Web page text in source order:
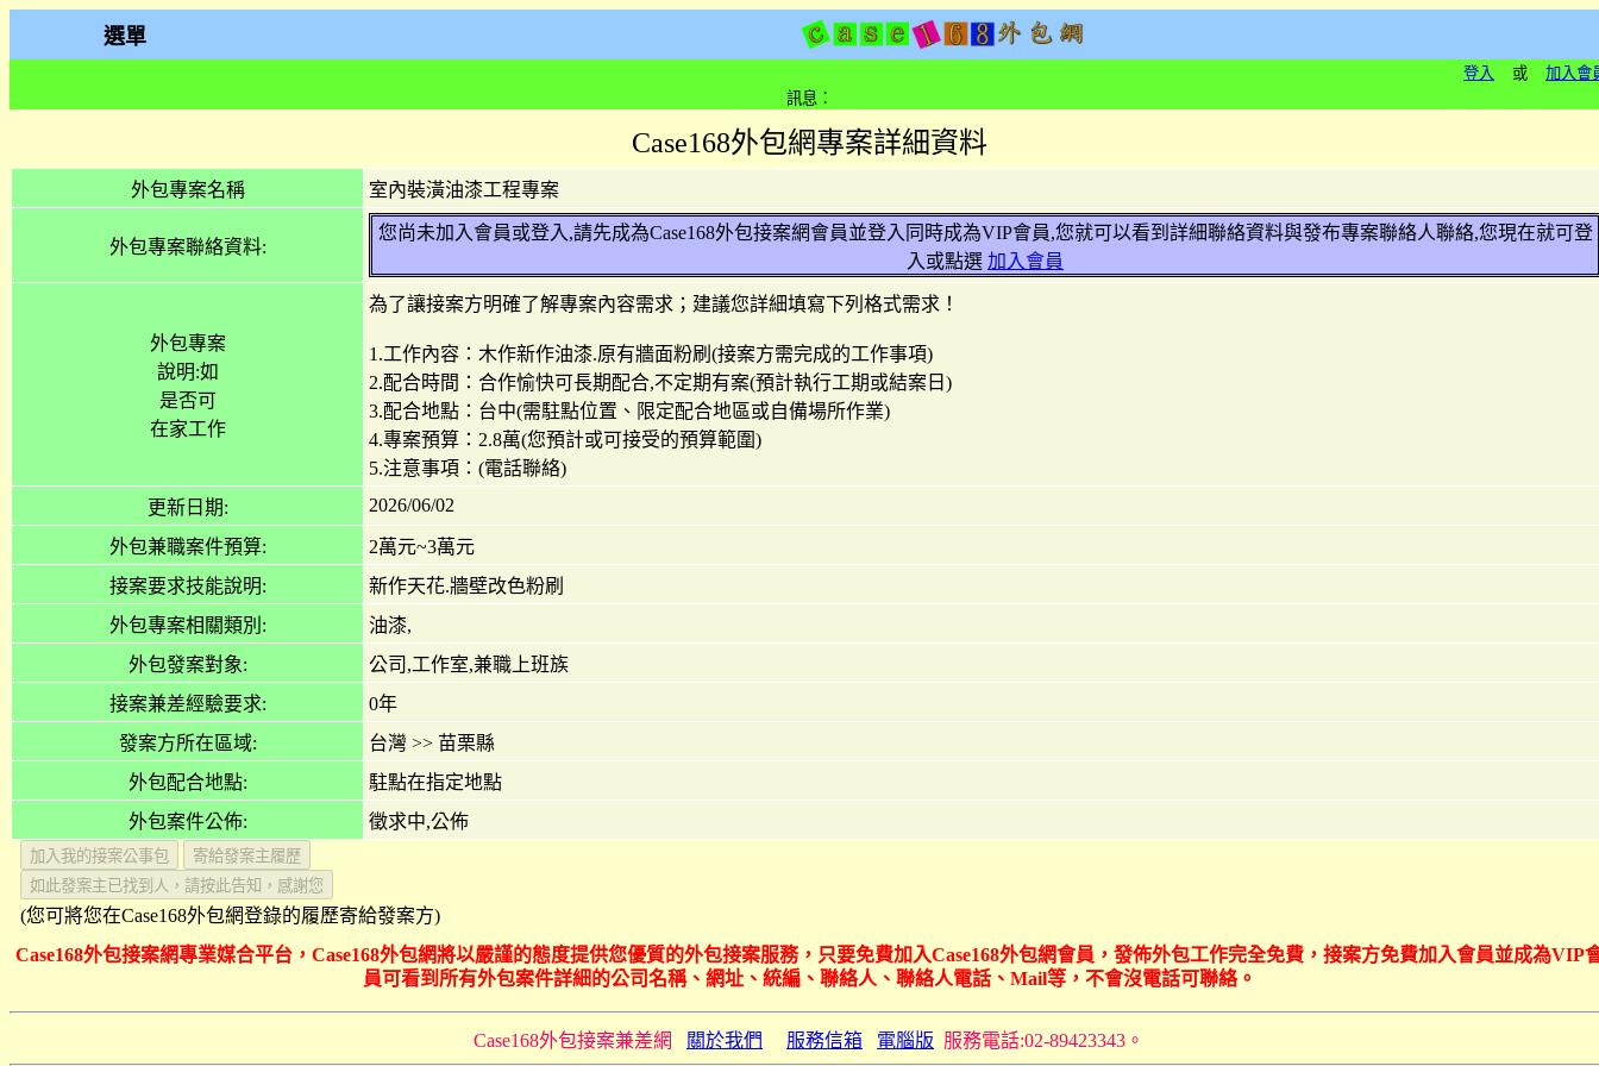
選單
登入 或 加入會
訊息：
Case168外包網專案詳細資料
外包專案名稱 室內裝潢油漆工程專案
外包專案聯絡資料:
您尚未加入會員或登入,請先成為Case168外包接案網會員並登入同時成為VIP會員,您就可以看到詳細聯絡資料與發布專案聯絡人聯絡,您現在就可登
入或點選 加入會員
外包專案
說明:如
是否可
在家工作
為了讓接案方明確了解專案內容需求；建議您詳細填寫下列格式需求！
1.工作內容：木作新作油漆.原有牆面粉刷(接案方需完成的工作事項)
2.配合時間：合作愉快可長期配合,不定期有案(預計執行工期或結案日)
3.配合地點：台中(需駐點位置、限定配合地區或自備場所作業)
4.專案預算：2.8萬(您預計或可接受的預算範圍)
5.注意事項：(電話聯絡)
更新日期:
2026/06/02
外包兼職案件預算:
2萬元~3萬元
接案要求技能說明:
新作天花.牆壁改色粉刷
外包專案相關類別:
油漆,
外包發案對象:
公司,工作室,兼職上班族
接案兼差經驗要求:
0年
發案方所在區域:
台灣 >> 苗栗縣
外包配合地點:
駐點在指定地點
外包案件公佈:
徵求中,公佈
(您可將您在Case168外包網登錄的履歷寄給發案方)
Case168外包接案網專業媒合平台，Case168外包網將以嚴謹的態度提供您優質的外包接案服務，只要免費加入Case168外包網會員，發佈外包工作完全免費，接案方免費加入會員並成為VIP
員可看到所有外包案件詳細的公司名稱、網址、統編、聯絡人、聯絡人電話、Mail等，不會沒電話可聯絡。
Case168外包接案兼差網 關於我們 服務信箱 電腦版 服務電話:02-89423343。